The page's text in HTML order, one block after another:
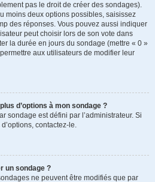
pas le droit de créer des sondages).
moins deux options possibles, saisissez
des réponses. Vous pouvez aussi indiquer
peut choisir lors de son vote dans
la durée en jours du sondage (mettre « 0 »
aux utilisateurs de modifier leur
d’options à mon sondage ?
sondage est défini par l’administrateur. Si
contactez-le.
un sondage ?
ne peuvent être modifiés que par